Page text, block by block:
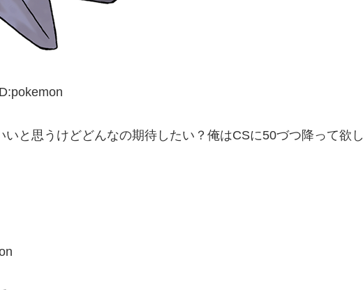
いと思うけどどんなの期待したい？俺はCSに50づつ降って欲し